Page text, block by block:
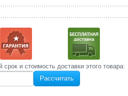
и стоимость‌ доставки этого товара:
Рассчитать